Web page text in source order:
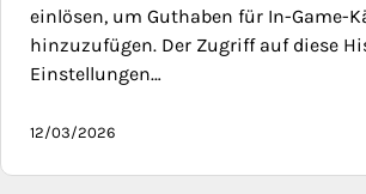
einlösen, um Guthaben für In-Game-
hinzuzufügen. Der Zugriff auf diese
Einstellungen…
12/03/2026